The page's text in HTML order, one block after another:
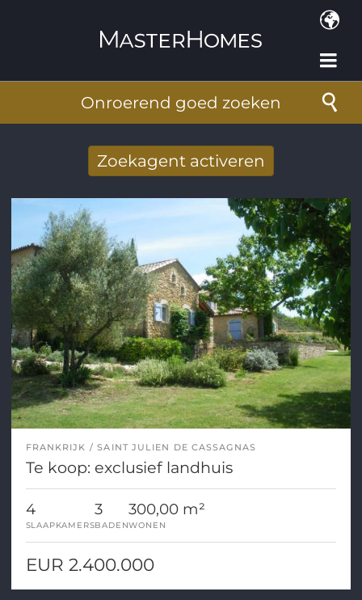
Onroerend goed zoeken
Zoekagent activeren
ontvangen
E-mailadres
FRANKRIJK SAINT JULIEN DE CASSAGNAS
Te koop: exclusief landhuis
4
SLAAPKAMERS
3
BADEN
300,00 m²
WONEN
EUR 2.400.000